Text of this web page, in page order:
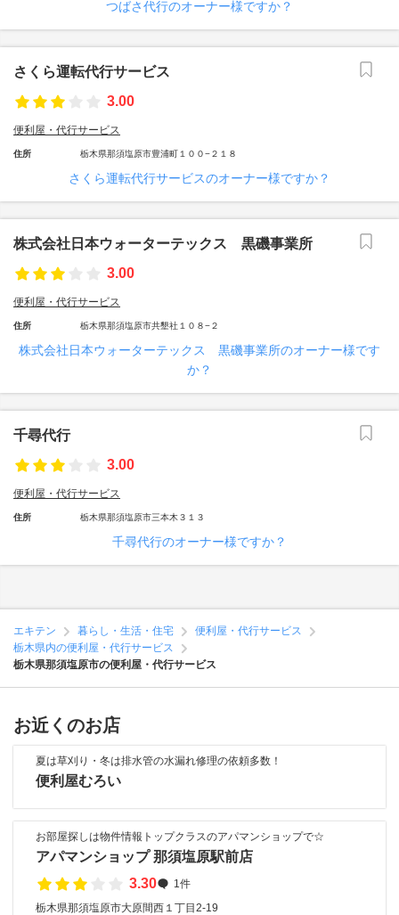
つばさ代行のオーナー様ですか？
さくら運転代行サービス
3.00
便利屋・代行サービス
住所 栃木県那須塩原市豊浦町１００−２１８
さくら運転代行サービスのオーナー様ですか？
株式会社日本ウォーターテックス 黒磯事業所
3.00
便利屋・代行サービス
住所 栃木県那須塩原市共墾社１０８−２
株式会社日本ウォーターテックス 黒磯事業所のオーナー様です
か？
千尋代行
3.00
便利屋・代行サービス
住所 栃木県那須塩原市三本木３１３
千尋代行のオーナー様ですか？
エキテン 暮らし・生活・住宅
便利屋・代行サービス
栃木県内の便利屋・代行サービス
栃木県那須塩原市の便利屋・代行サービス
お近くのお店
夏は草刈り・冬は排水管の水漏れ修理の依頼多数！
便利屋むろい
お部屋探しは物件情報トップクラスのアパマンショップで☆
アパマンショップ 那須塩原駅前店
3.30
1件
栃木県那須塩原市大原間西１丁目2-19